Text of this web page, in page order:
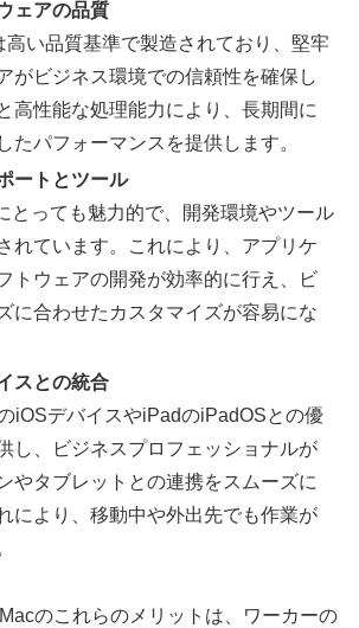
ェアの品質
高い品質基準で製造されており、堅牢
がビジネス環境での信頼性を確保し
高性能な処理能力により、長期間に
たパフォーマンスを提供します。
ートとツール
とっても魅力的で、開発環境やツール
れています。これにより、アプリケ
トウェアの開発が効率的に行え、ビ
に合わせたカスタマイズが容易にな
スとの統合
iOSデバイスやiPadのiPadOSとの優
し、ビジネスプロフェッショナルが
やタブレットとの連携をスムーズに
により、移動中や外出先でも作業が
のこれらのメリットは、ワーカーの